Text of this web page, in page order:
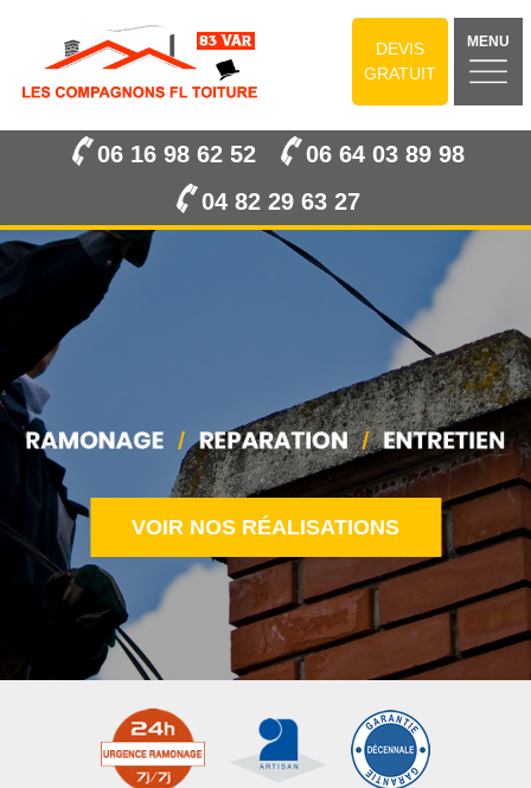
DEVIS
GRATUIT
MENU
06 16 98 62 52
06 64 03 89 98
04 82 29 63 27
VOIR NOS RÉALISATIONS